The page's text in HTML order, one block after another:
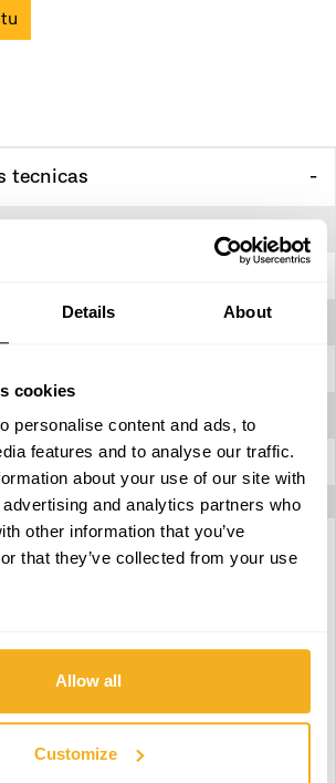
Details About
cookies
personalise content and ads, to
features and to analyse our traffic.
about your use of our site with
and analytics partners who
other information that you’ve
that they’ve collected from your use
Allow all
Customize
tecnicas
245 mm
"On/Off"
del disco 20 mm
técnica
de conformidad
de instrucciones